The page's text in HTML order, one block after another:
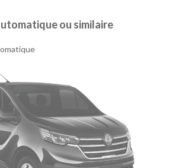
ou similaire